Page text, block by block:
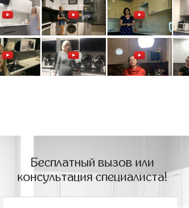
Бесплатный вызов или
консультация специалиста!